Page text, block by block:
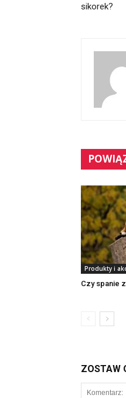
sikorek?
Produkty i
Czy spanie
ZOSTAW